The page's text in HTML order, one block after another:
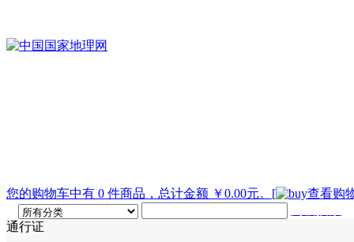
您的购物车中有 0 件商品，总计金额 ￥0.00元。 [
查看购
通行证